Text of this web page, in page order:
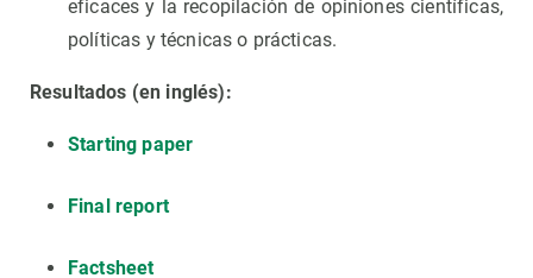
eficaces y la recopilación de opiniones científicas,
políticas y técnicas o prácticas.
Resultados (en inglés):
Starting paper
Final report
Factsheet